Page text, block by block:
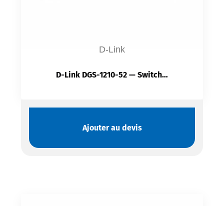
D-Link
D-Link DGS-1210-52 — Switch Smart 52 Ports Gigabit | 48 RJ-45 + 4 SFP | 104 Gbit/s | VLAN, QoS | Rack 1U
Ajouter au devis